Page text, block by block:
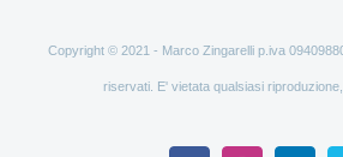
Copyright © 2021 - Marco Zingarelli p.iva
riservati. E' vietata qualsiasi